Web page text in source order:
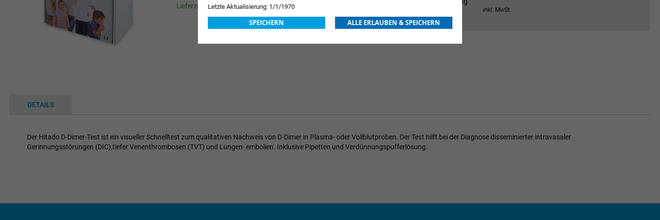
Lieferzeit 1-3 Tage
inkl. MwSt.
springenDETAILS
Der Hitado D-Dimer-Test ist ein visueller Schnelltest zum qualitativen Nachweis von D-Dimer in Plasma- oder Vollblutproben. Der Test hilft bei der Diagnose disseminierter intravasaler
Gerinnungsstörungen (DIC),tiefer Venenthrombosen (TVT) und Lungen- embolien. Inklusive Pipetten und Verdünnungspufferlösung.
Letzte Aktualisierung: 1/1/1970
SPEICHERN ALLE ERLAUBEN & SPEICHERN